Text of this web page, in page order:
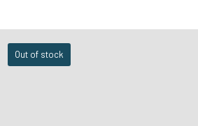
Out of stock